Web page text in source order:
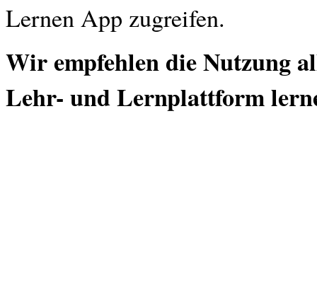
Lernen App zugreifen.
Wir empfehlen die Nutzung
Lehr- und Lernplattform